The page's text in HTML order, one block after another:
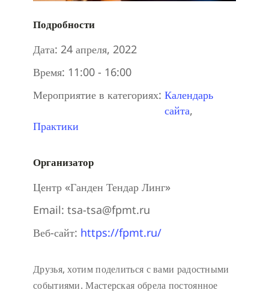
Подробности
Дата: 24 апреля, 2022
Время: 11:00 - 16:00
Мероприятие в категориях: Календарь
сайта,
Практики
Организатор
Центр «Ганден Тендар Линг»
Email: tsa-tsa@fpmt.ru
Веб-сайт: https://fpmt.ru/
Друзья, хотим поделиться с вами радостными
событиями. Мастерская обрела постоянное